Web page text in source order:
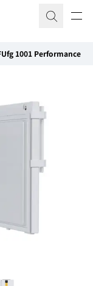
1001 Performance